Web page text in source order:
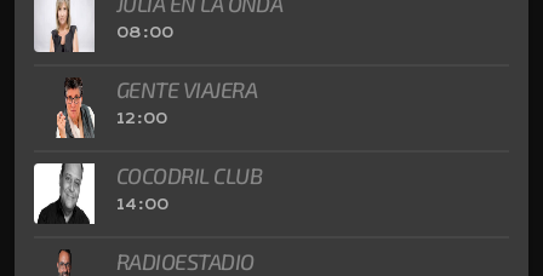
08:00
GENTE VIAJERA
12:00
COCODRIL CLUB
14:00
RADIOESTADIO